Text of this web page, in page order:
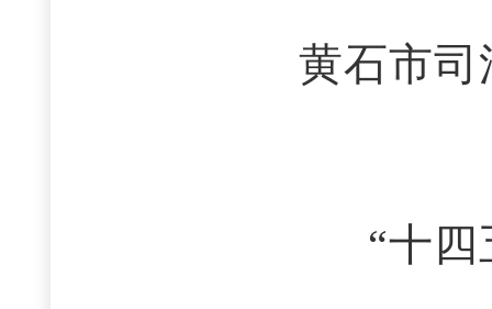
黄石市司
“十